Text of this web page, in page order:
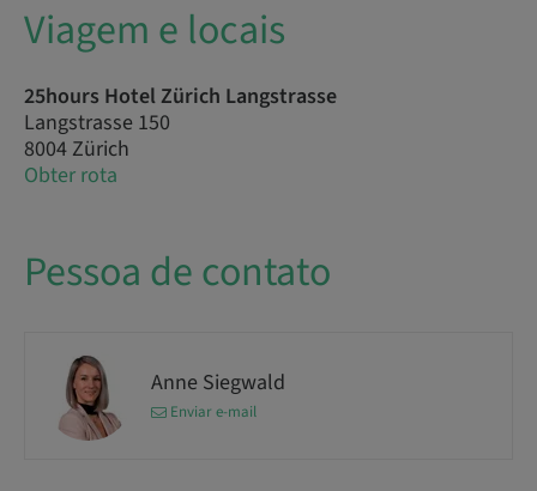
Viagem e locais
25hours Hotel Zürich Langstrasse
Langstrasse 150
8004 Zürich
Obter rota
Pessoa de contato
Anne Siegwald
Enviar e-mail